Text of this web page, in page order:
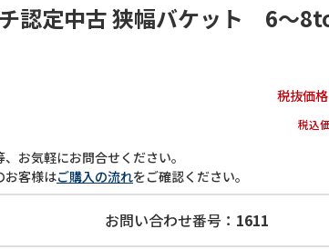
認定中古 狭幅バケット 6～
税抜価格
税込
、お気軽にお問合せください。
お客様はご購入の流れをご確認ください。
お問い合わせ番号： 1611